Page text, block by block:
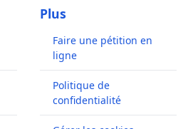
Plus
Faire une pétition en
ligne
Politique de
confidentialité